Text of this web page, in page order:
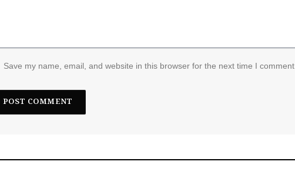
Save my name, email, and website in this browser for the next time I comment.